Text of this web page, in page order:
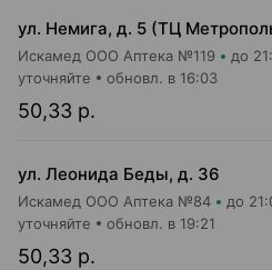
ул. Немига, д. 5 (ТЦ
Искамед ООО Аптека №119 до
50,33 р.
уточняйте обновл. в 16:03
ул. Леонида Беды, д. 36
Искамед ООО Аптека №84 до
50,33 р.
уточняйте обновл. в 19:21